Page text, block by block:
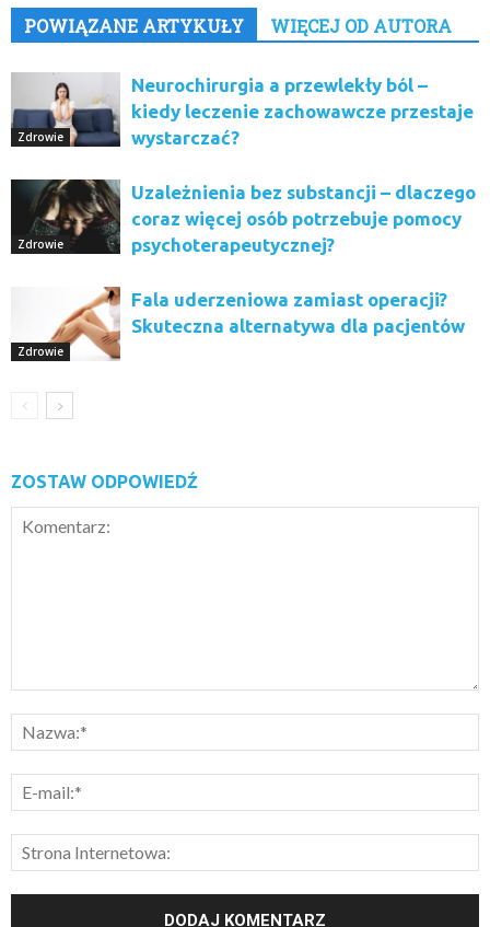
POWIĄZANE ARTYKUŁY WIĘCEJ OD AUTORA
Zdrowie
Neurochirurgia a przewlekły ból –
kiedy leczenie zachowawcze przestaje
wystarczać?
Zdrowie
Uzależnienia bez substancji – dlaczego
coraz więcej osób potrzebuje pomocy
psychoterapeutycznej?
Zdrowie
Fala uderzeniowa zamiast operacji?
Skuteczna alternatywa dla pacjentów
ZOSTAW ODPOWIEDŹ